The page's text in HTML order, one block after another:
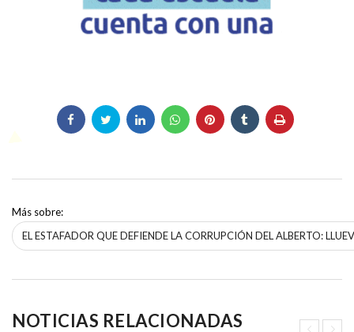
Más sobre:
EL ESTAFADOR QUE DEFIENDE LA CORRUPCIÓN DEL ALBERTO:
NOTICIAS RELACIONADAS